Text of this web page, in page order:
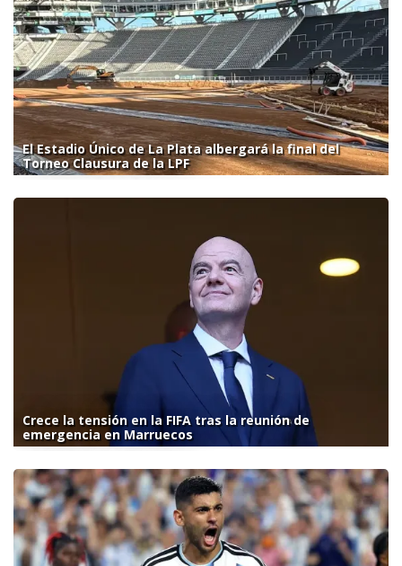
El Estadio Único de La Plata albergará la final del
Torneo Clausura de la LPF
Crece la tensión en la FIFA tras la reunión de
emergencia en Marruecos